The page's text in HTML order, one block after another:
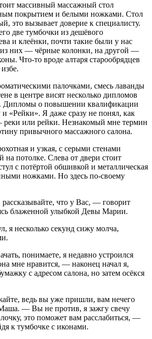
массивный массажный стол
покрытием и белыми ножками. Стол
это вызывает доверие к специалисту.
две тумбочки из дешёвого
и клеёнки, почти такие были у нас
них — чёрные колонки, на другой —
Что-то вроде алтаря старообрядцев
палочками, смесь лаванды
в центре висят несколько дипломов
Дипломы о повышении квалификации
«Рейки». Я даже сразу не понял, как
реки или рейки. Незнакомый мне термин
привычного массажного салона.
и узкая, с серыми стенами
на потолке. Слева от двери стоит
с потёртой обшивкой и металлическая
ножками. Но здесь по-своему
что у Вас, — говорит
блаженной улыбкой Девы Марии.
я несколько секунд сижу молча,
понимаете, я недавно устроился
мне нравится, — наконец начал я,
с адресом салона, но затем осёкся
ведь вы уже пришли, вам нечего
— Вы не против, я зажгу свечу
это поможет вам расслабиться, —
к тумбочке с иконами.